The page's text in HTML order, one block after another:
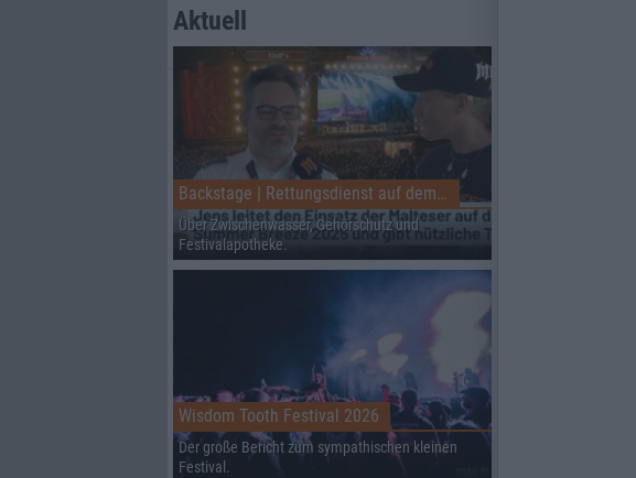
Aktuell
Backstage | Rettungsdienst auf dem Summer Breeze
Über Zwischenwasser, Gehörschutz und
Festivalapotheke.
Wisdom Tooth Festival 2026
Der große Bericht zum sympathischen kleinen
Festival.